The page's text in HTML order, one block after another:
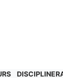
DISCIPLINE